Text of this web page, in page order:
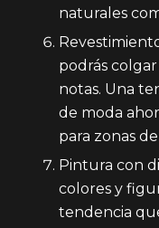
naturales
podrás
notas. Una
de moda
para zonas
Pintura con
colores y
tendencia